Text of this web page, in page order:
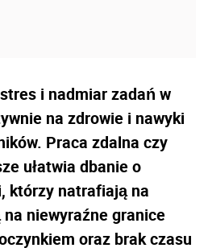
i nadmiar zadań w
na zdrowie i nawyki
Praca zdalna czy
ułatwia dbanie o
którzy natrafiają na
niewyraźne granice
oraz brak czasu